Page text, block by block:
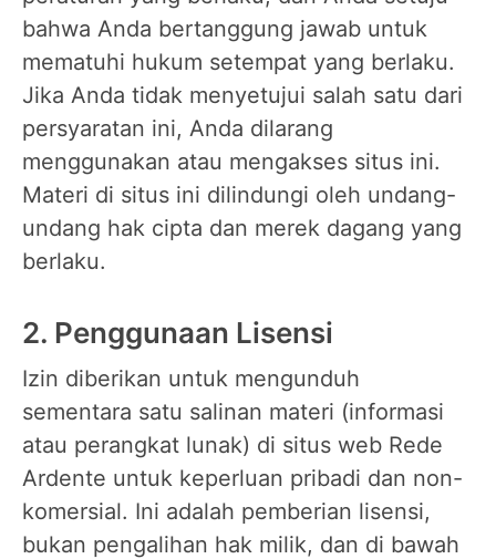
bahwa Anda bertanggung jawab untuk
mematuhi hukum setempat yang berlaku.
Jika Anda tidak menyetujui salah satu dari
persyaratan ini, Anda dilarang
menggunakan atau mengakses situs ini.
Materi di situs ini dilindungi oleh undang-
undang hak cipta dan merek dagang yang
berlaku.
2. Penggunaan Lisensi
Izin diberikan untuk mengunduh
sementara satu salinan materi (informasi
atau perangkat lunak) di situs web Rede
Ardente untuk keperluan pribadi dan non-
komersial. Ini adalah pemberian lisensi,
bukan pengalihan hak milik, dan di bawah